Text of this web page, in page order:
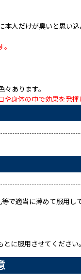
人だけが臭いと思い込
あります。
身体の中で効果を発揮
で適当に薄めて服用
に服用させてください。